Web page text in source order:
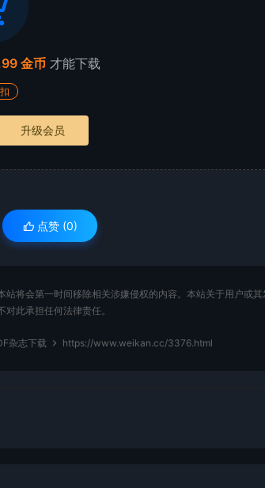
金币 才能下载
升级会员
点赞 (0)
将会第一时间移除相关涉嫌侵权的内容。本站关于用户或其
此承担任何法律责任。
杂志下载 https://www.weikan.cc/3376.html